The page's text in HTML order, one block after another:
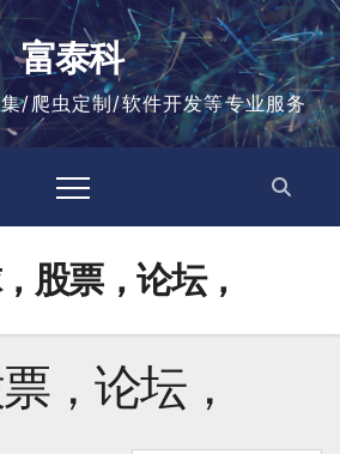
富泰科
/爬虫定制/软件开发等专业服务
股票，论坛，
，论坛，